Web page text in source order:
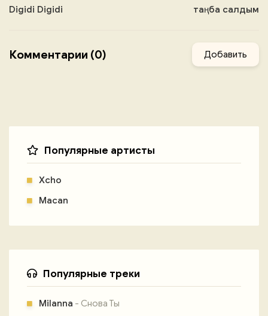
Digidi Digidi
таңба салдым
Комментарии (0) Добавить
Популярные артисты
Xcho
Macan
Популярные треки
Milanna - Снова Ты